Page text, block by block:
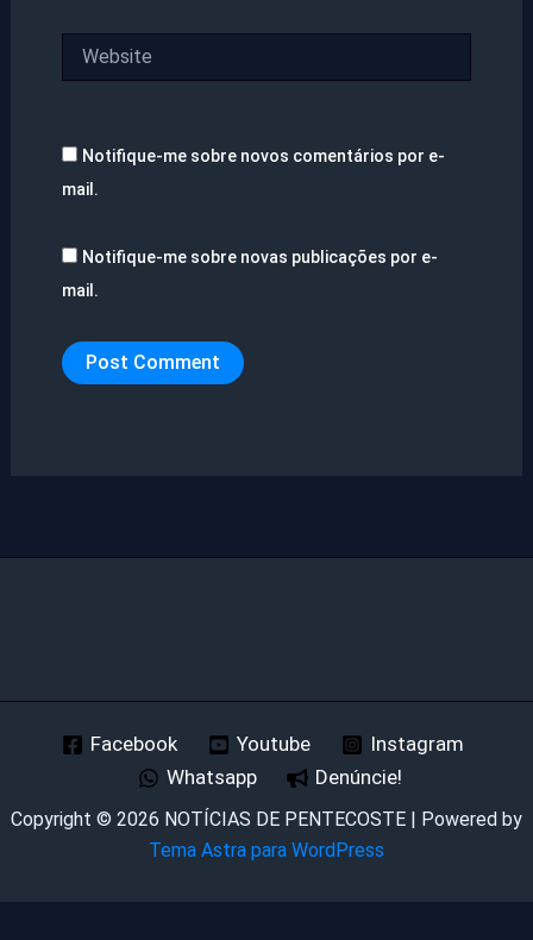
Notifique-me sobre novos comentários por e-
mail.
Notifique-me sobre novas publicações por e-
mail.
Facebook Youtube
Instagram
Whatsapp
Denúncie!
Copyright © 2026 NOTÍCIAS DE PENTECOSTE | Powered by
Tema Astra para WordPress